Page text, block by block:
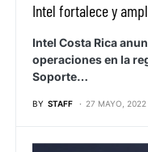
Intel fortalece y
Intel Costa Rica
operaciones en la
Soporte…
BY STAFF 27 MAYO, 2022